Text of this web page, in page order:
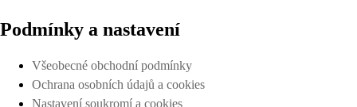
Podmínky a nastavení
Všeobecné obchodní podmínky
Ochrana osobních údajů a cookies
Nastavení soukromí a cookies